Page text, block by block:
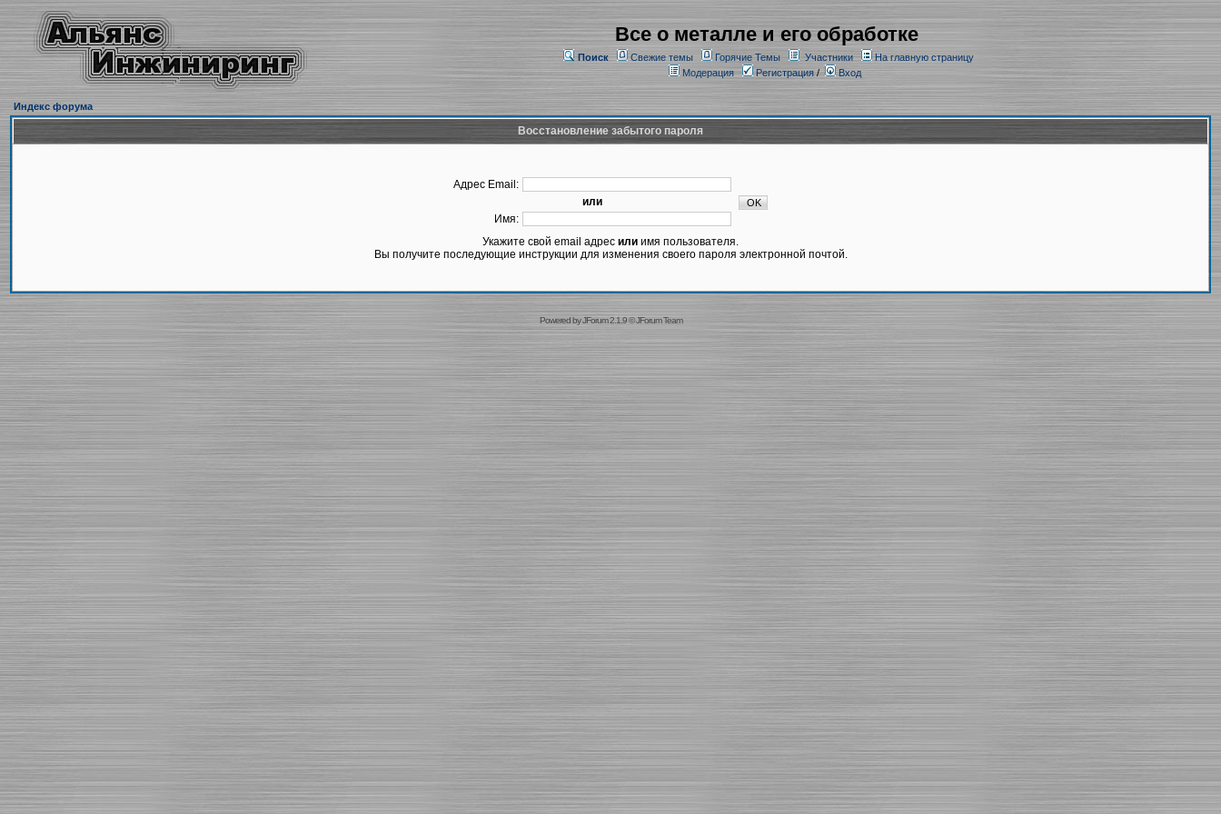
Все о металле и его обработке
Поиск Свежие темы Горячие Темы Участники
На главную страницу
Модерация
Регистрация/ Вход
Индекс форума
Восстановление забытого пароля
Адрес Email:
или
Имя:
Укажите свой email адрес или имя пользователя.
Вы получите последующие инструкции для изменения своего пароля электронной почтой.
Powered byJForum 2.1.9©JForum Team